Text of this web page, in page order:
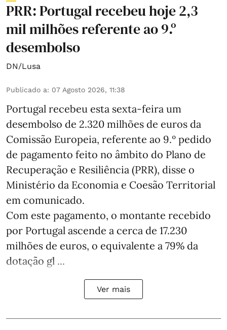
PRR: Portugal recebeu hoje 2,3
mil milhões referente ao 9.º
desembolso
DN/Lusa
Publicado a: 07 Agosto 2026, 11:38
Portugal recebeu esta sexta-feira um
desembolso de 2.320 milhões de euros da
Comissão Europeia, referente ao 9.º pedido
de pagamento feito no âmbito do Plano de
Recuperação e Resiliência (PRR), disse o
Ministério da Economia e Coesão Territorial
em comunicado.
Com este pagamento, o montante recebido
por Portugal ascende a cerca de 17.230
milhões de euros, o equivalente a 79% da
dotação gl ...
Ver mais